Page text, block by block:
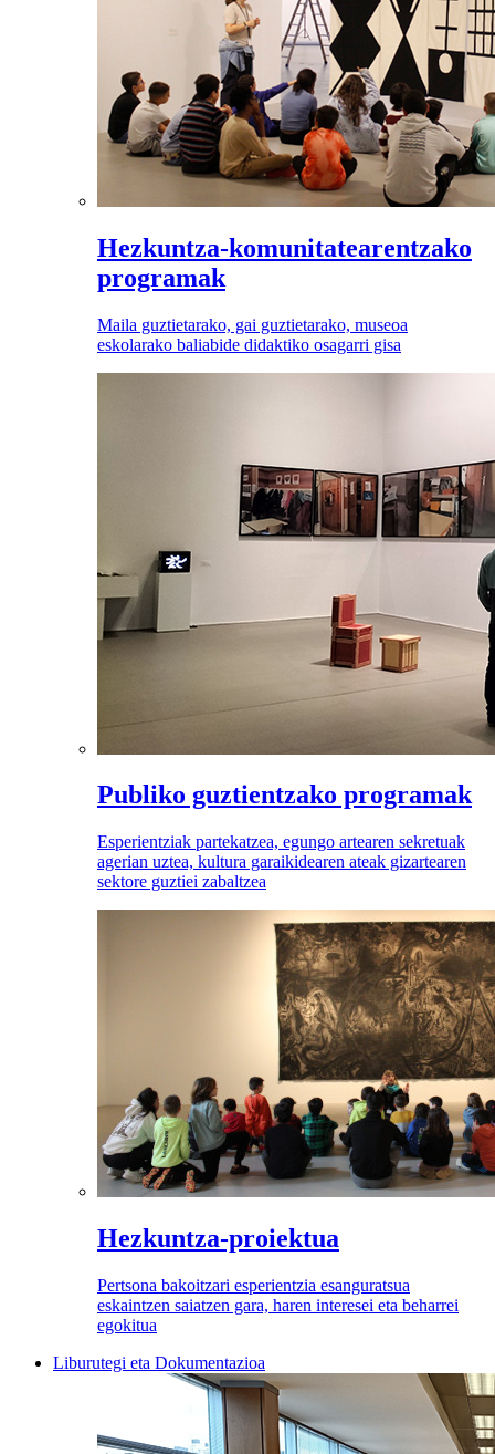
Hezkuntza-komunitatearentzako
programak
Maila guztietarako, gai guztietarako, museoa
eskolarako baliabide didaktiko osagarri gisa
Publiko guztientzako programak
Esperientziak partekatzea, egungo artearen sekretuak
agerian uztea, kultura garaikidearen ateak gizartearen
sektore guztiei zabaltzea
Hezkuntza-proiektua
Pertsona bakoitzari esperientzia esanguratsua
eskaintzen saiatzen gara, haren interesei eta beharrei
egokitua
Liburutegi eta Dokumentazioa